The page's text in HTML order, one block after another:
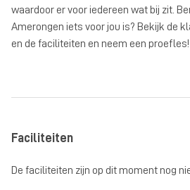
waardoor er voor iedereen wat bij zit.
Amerongen iets voor jou is? Bekijk de
en de faciliteiten en neem een proefles!
Faciliteiten
De faciliteiten zijn op dit moment nog